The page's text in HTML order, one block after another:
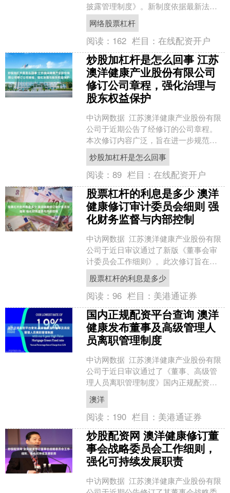
披露管理制度》。新制度依据最新法律
法规，对公司信息披露的基本原则、内
容标准、管理流程及责....
网络股票杠杆
阅读： 162 栏目：在线配资开户
炒股加杠杆是怎么回事 江苏
澳洋健康产业股份有限公司
修订公司章程，强化治理与
股东权益保护
中访网数据 江苏澳洋健康产业股份有限
公司于近期公告了经修订的公司章程。
本次修订内容广泛，旨在进一步规范公
司治理，强化风险控制与股东权益保
护。核心变化包括：明确....
炒股加杠杆是怎么回事
阅读：89 栏目：在线配资开户
股票杠杆的利息是多少 澳洋
健康修订审计委员会细则 强
化财务监督与内部控制
中访网数据 江苏澳洋健康产业股份有限
公司于近日审议通过了新版《董事会审
计委员会工作细则》。此次修订旨在进
一步强化公司治理结构，明确并加强了
审计委员会在财务监督....
股票杠杆的利息是多少
阅读：96 栏目： 美港通证券
国内正规配资平台查询 澳洋
健康发布董事及高级管理人
员离职管理制度
中访网数据 江苏澳洋健康产业股份有限
公司于近日审议通过了《董事、高级管
理人员离职管理制度》国内正规配资平
台查询，旨在规范公司治理层及高级管
理人员的离职程序，保....
澳洋
阅读： 190 栏目： 美港通证券
炒股配资网 澳洋健康修订董
事会战略委员会工作细则，
强化可持续发展职责
中访网数据 江苏澳洋健康产业股份有限